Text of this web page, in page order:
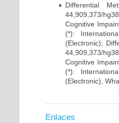
Differential
44,909,373/
Cognitive
(*):
(Electronic);
44,909,373/
Cognitive
(*):
(Electronic),
Enlaces